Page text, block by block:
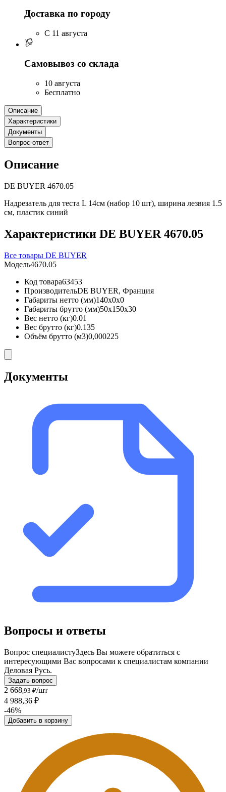
Доставка по городу
C 11 августа
Самовывоз со склада
10 августа
Бесплатно
Описание
Характеристики
Документы
Вопрос-ответ
Описание
DE BUYER 4670.05
Надрезатель для теста L 14см (набор 10 шт), ширина лезвия 1.5
см, пластик синий
Характеристики DE BUYER 4670.05
Все товары DE BUYER
Модель4670.05
Код товара63453
ПроизводительDE BUYER, Франция
Габариты нетто (мм)140x0x0
Габариты брутто (мм)50x150x30
Вес нетто (кг)0.01
Вес брутто (кг)0.135
Объём брутто (м3)0,000225
Документы
Вопросы и ответы
Вопрос специалистуЗдесь Вы можете обратиться с
интересующими Вас вопросами к специалистам компании
Деловая Русь.
Задать вопрос
2 668,93 ₽/шт
4 988,36 ₽
-46%
Добавить в корзину